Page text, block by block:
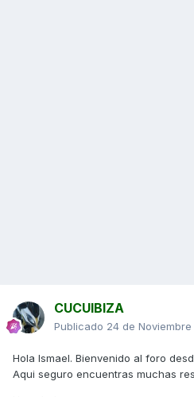
CUCUIBIZA
Publicado 24 de Noviembre
Hola Ismael. Bienvenido al foro
Aqui seguro encuentras muchas